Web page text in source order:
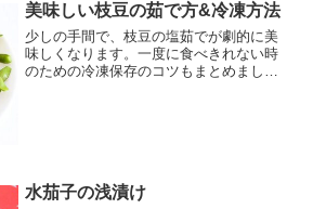
美味しい枝豆の茹で方&冷凍方法
少しの手間で、枝豆の塩茹でが劇的に美
味しくなります。一度に食べきれない時
のための冷凍保存のコツもまとめまし
水茄子の浅漬け